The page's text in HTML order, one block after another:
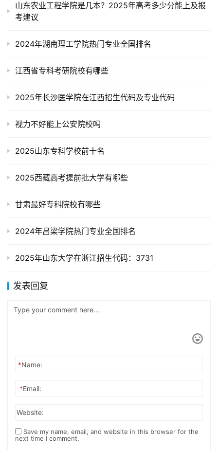
山东农业工程学院是几本？2025年高考多少分能上及报
考建议
2024年湖南理工学院热门专业全国排名
江西省专科考研院校有哪些
2025年长沙医学院在江西招生代码及专业代码
视力不好能上公安院校吗
2025山东专科学校前十名
2025西藏高考提前批大学有哪些
甘肃最好专科院校有哪些
2024年吕梁学院热门专业全国排名
2025年山东大学在浙江招生代码：3731
发表回复
*Name:
*Email:
Website:
Save my name, email, and website in this browser for the
next time I comment.